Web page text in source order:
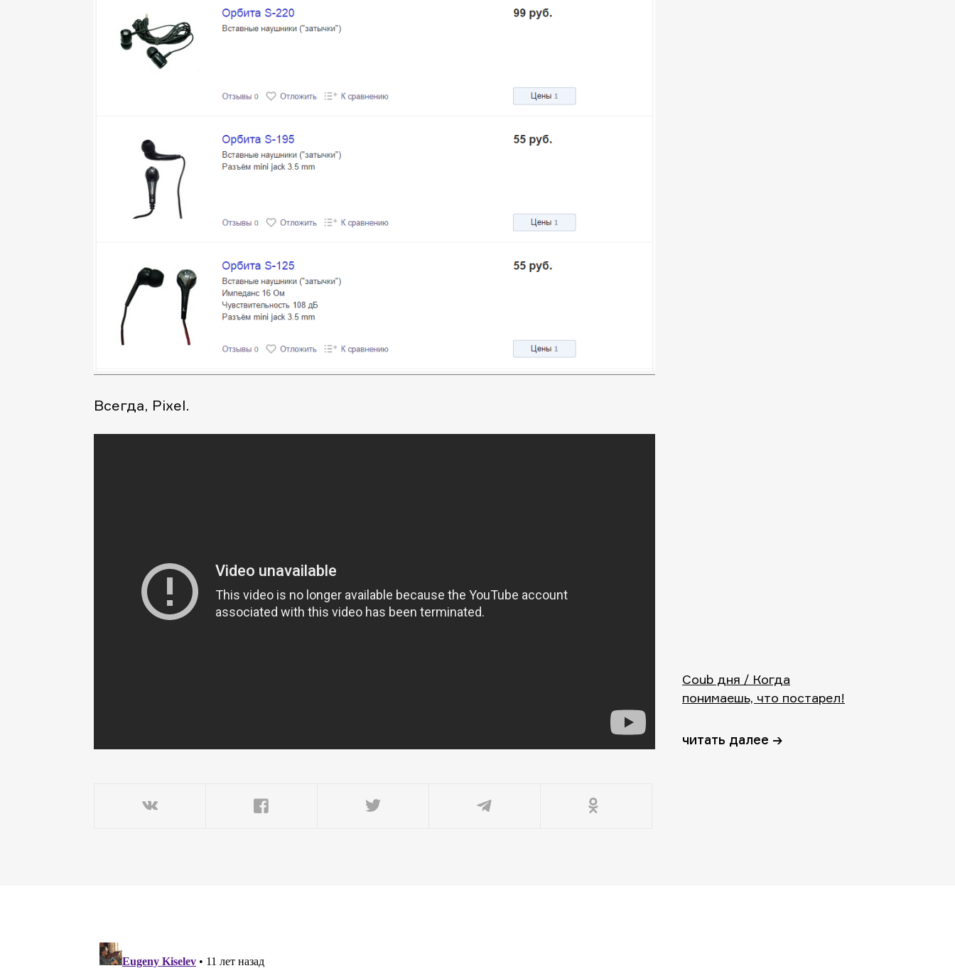
Всегда, Pixel.
Coub дня / Когда
понимаешь, что постарел!
читать далее →